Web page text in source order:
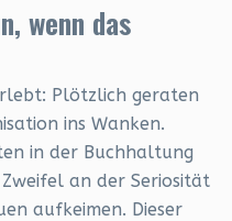
wenn das
Plötzlich geraten
ins Wanken.
in der Buchhaltung
an der Seriosität
aufkeimen. Dieser